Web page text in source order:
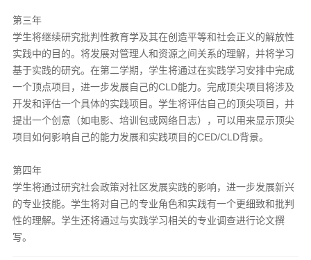
第三年
学生将继续研究批判性教育学及其在创造平等和社会正义的解放性
实践中的目的。将发展对管理人和资源之间关系的理解，并将学习
基于实践的研究。在第二学期，学生将通过在实践学习安排中完成
一个顶点项目，进一步发展自己的CLD能力。完成顶尖项目将涉及
开发和评估一个具体的实践项目。学生将评估自己的顶尖项目，并
提出一个创意（如电影、培训包或网络日志），可以用来显示顶尖
项目如何影响自己的能力发展和实践项目的CED/CLD背景。
第四年
学生将通过研究社会政策对社区发展实践的影响，进一步发展新兴
的专业技能。学生将对自己的专业角色和实践有一个更细致和批判
性的理解。学生还将通过与实践学习相关的专业调查进行论文撰
写。